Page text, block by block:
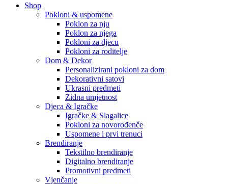
Shop
Pokloni & uspomene
Poklon za nju
Poklon za njega
Pokloni za djecu
Pokloni za roditelje
Dom & Dekor
Personalizirani pokloni za dom
Dekorativni satovi
Ukrasni predmeti
Zidna umjetnost
Djeca & Igračke
Igračke & Slagalice
Pokloni za novorođenče
Uspomene i prvi trenuci
Brendiranje
Tekstilno brendiranje
Digitalno brendiranje
Promotivni predmeti
Vjenčanje